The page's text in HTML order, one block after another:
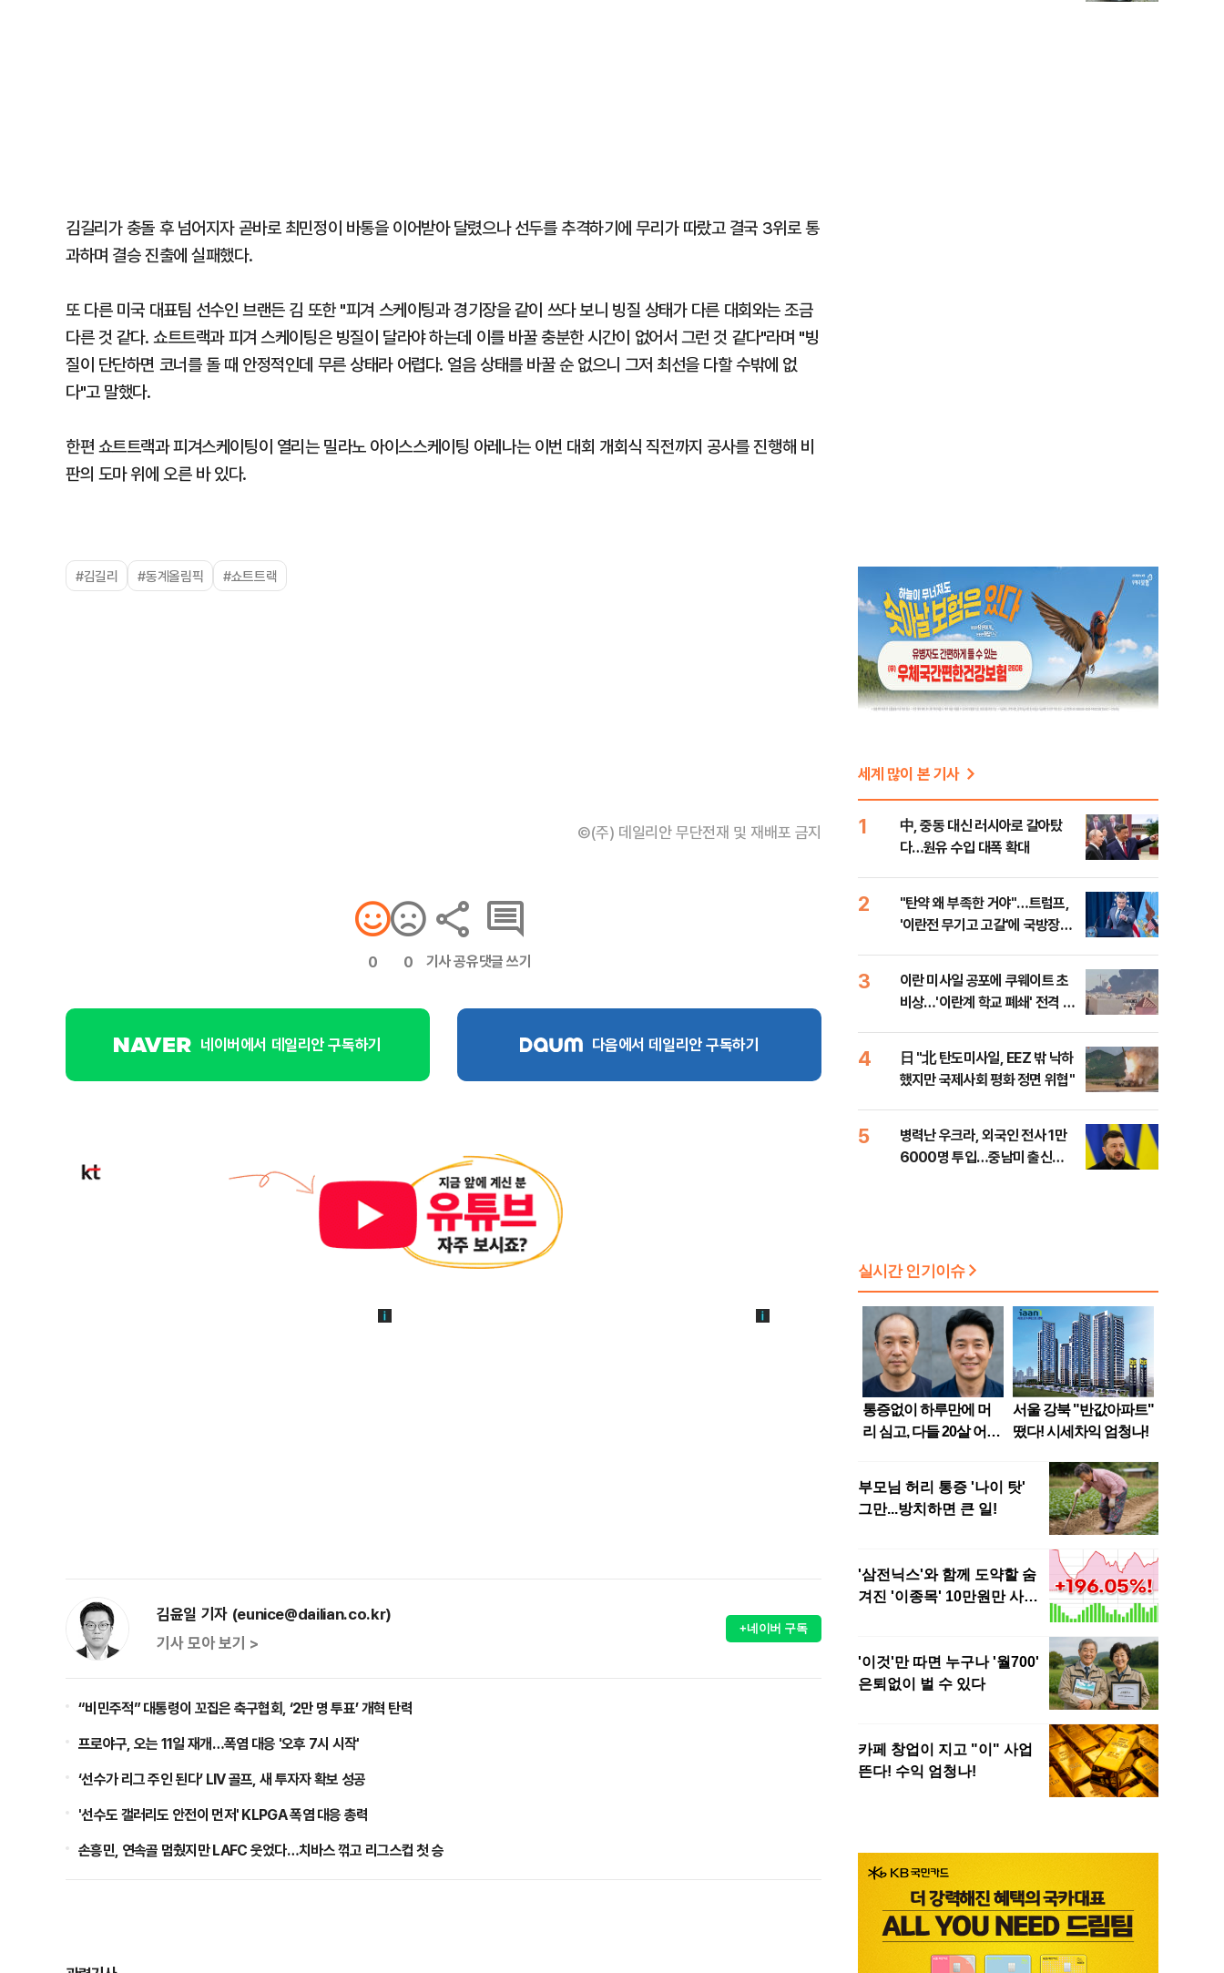
김길리가 충돌 후 넘어지자 곧바로 최민정이 바통을 이어받아 달렸으나 선두를 추격하기에 무리가 따랐고 결국 3위로 통
과하며 결승 진출에 실패했다.
또 다른 미국 대표팀 선수인 브랜든 김 또한 "피겨 스케이팅과 경기장을 같이 쓰다 보니 빙질 상태가 다른 대회와는 조금
다른 것 같다. 쇼트트랙과 피겨 스케이팅은 빙질이 달라야 하는데 이를 바꿀 충분한 시간이 없어서 그런 것 같다"라며 "빙
질이 단단하면 코너를 돌 때 안정적인데 무른 상태라 어렵다. 얼음 상태를 바꿀 순 없으니 그저 최선을 다할 수밖에 없
다"고 말했다.
한편 쇼트트랙과 피겨스케이팅이 열리는 밀라노 아이스스케이팅 아레나는 이번 대회 개회식 직전까지 공사를 진행해 비
판의 도마 위에 오른 바 있다.
#김길리 #동계올림픽 #쇼트트랙
©(주) 데일리안 무단전재 및 재배포 금지
0 0 기사 공유댓글 쓰기
네이버에서 데일리안 구독하기 다음에서 데일리안 구독하기
김윤일 기자 (eunice@dailian.co.kr)
기사 모아 보기 >
+네이버 구독
“비민주적” 대통령이 꼬집은 축구협회, ‘2만 명 투표’ 개혁 탄력
프로야구, 오는 11일 재개…폭염 대응 '오후 7시 시작'
‘선수가 리그 주인 된다’ LIV 골프, 새 투자자 확보 성공
'선수도 갤러리도 안전이 먼저' KLPGA 폭염 대응 총력
손흥민, 연속골 멈췄지만 LAFC 웃었다…치바스 꺾고 리그스컵 첫 승
세계 많이 본 기사
1
中, 중동 대신 러시아로 갈아탔
다…원유 수입 대폭 확대
2
"탄약 왜 부족한 거야"…트럼프,
'이란전 무기고 고갈'에 국방장관
3
이란 미사일 공포에 쿠웨이트 초
비상…'이란계 학교 폐쇄' 전격 명
4
日 "北 탄도미사일, EEZ 밖 낙하
했지만 국제사회 평화 정면 위협"
5
병력난 우크라, 외국인 전사 1만
6000명 투입…중남미 출신